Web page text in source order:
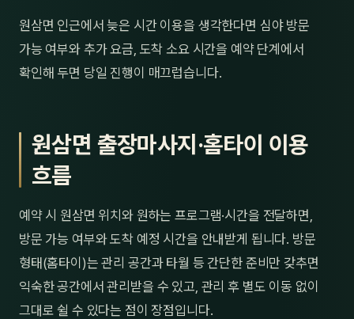
원삼면 인근에서 늦은 시간 이용을 생각한다면 심야 방문
가능 여부와 추가 요금, 도착 소요 시간을 예약 단계에서
확인해 두면 당일 진행이 매끄럽습니다.
원삼면 출장마사지·홈타이 이용
흐름
예약 시 원삼면 위치와 원하는 프로그램·시간을 전달하면,
방문 가능 여부와 도착 예정 시간을 안내받게 됩니다. 방문
형태(홈타이)는 관리 공간과 타월 등 간단한 준비만 갖추면
익숙한 공간에서 관리받을 수 있고, 관리 후 별도 이동 없이
그대로 쉴 수 있다는 점이 장점입니다.